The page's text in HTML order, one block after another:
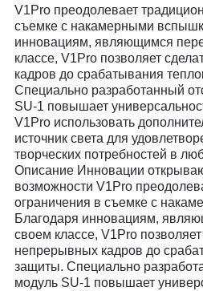
V1Pro преодолевает
съемке с накамерными
инновациям, являющимся
классе, V1Pro позволяет
кадров до срабатывания
Специально разработанный
SU-1 повышает
V1Pro использовать
источник света для
творческих потребностей в
Описание Инновации
возможности V1Pro
ограничения в съемке с
Благодаря инновациям,
своем классе, V1Pro
непрерывных кадров до
защиты. Специально
модуль SU-1 повышает